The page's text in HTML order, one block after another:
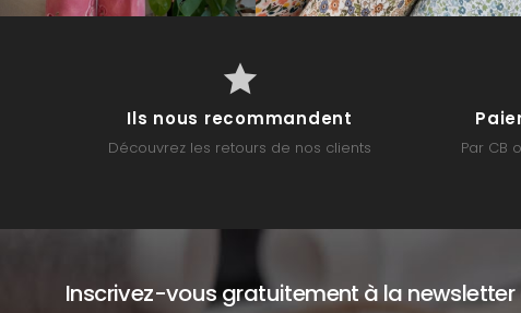
Ils nous recommandent
Découvrez les retours de nos clients Par CB
Inscrivez-vous gratuitement à la newsletter